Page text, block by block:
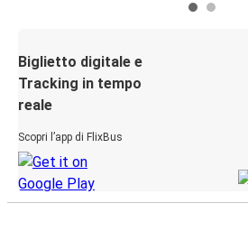
Biglietto digitale e
Tracking in tempo
reale
Scopri l’app di FlixBus